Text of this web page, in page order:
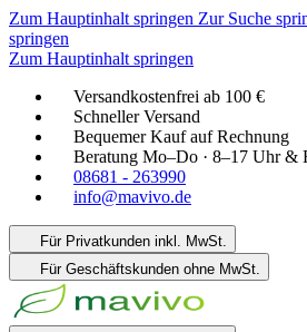
Zum Hauptinhalt springen Zur Suche
springen
Zum Hauptinhalt springen
Versandkostenfrei ab 100 €
Schneller Versand
Bequemer Kauf auf Rechnung
Beratung Mo–Do · 8–17 Uhr &
08681 - 263990
info@mavivo.de
Für Privatkunden inkl. MwSt.
Für Geschäftskunden ohne MwSt.